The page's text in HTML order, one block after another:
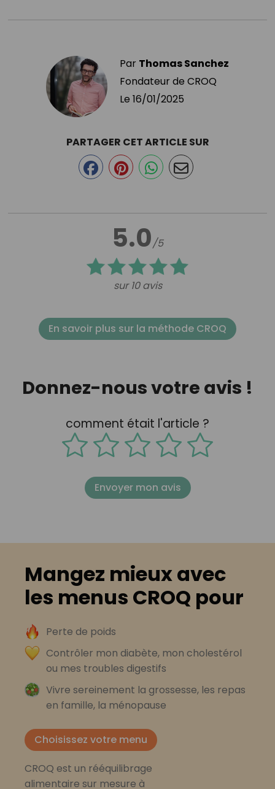
Par Thomas Sanchez
Fondateur de CROQ
Le 16/01/2025
5.0/5
sur 10 avis
PARTAGER CET ARTICLE SUR
En savoir plus sur la méthode CROQ
Donnez-nous votre avis !
comment était l'article ?
Envoyer mon avis
Mangez mieux avec
les menus CROQ pour
Perte de poids
Contrôler mon diabète, mon cholestérol
ou mes troubles digestifs
Vivre sereinement la grossesse, les repas
en famille, la ménopause
Choisissez votre menu
CROQ est un rééquilibrage
alimentaire sur mesure à